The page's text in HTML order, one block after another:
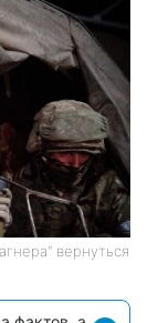
вернуться